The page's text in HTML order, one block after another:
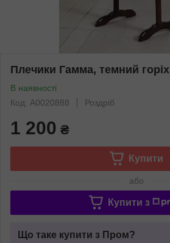
Плечики Гамма, темний горіх
В наявності
Код: А0020888
Роздріб
1 200 ₴
Купити
або
Купити з
Що таке купити з Пром?